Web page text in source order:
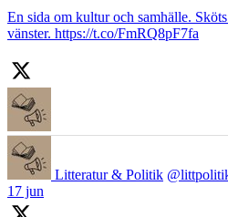
En sida om kultur och samhälle.
vänster. https://t.co/FmRQ8pF7fa
Litteratur & Politik
17 jun